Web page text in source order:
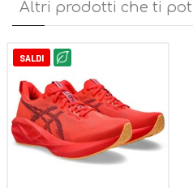
Ottima protezione termica
Super morbidezza al tatto
Effect di ODLO
100% poliestere
Altri prodotti che ti
SALDI